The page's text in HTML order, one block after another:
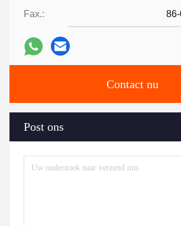
Fax.:
Contact nu
Post ons